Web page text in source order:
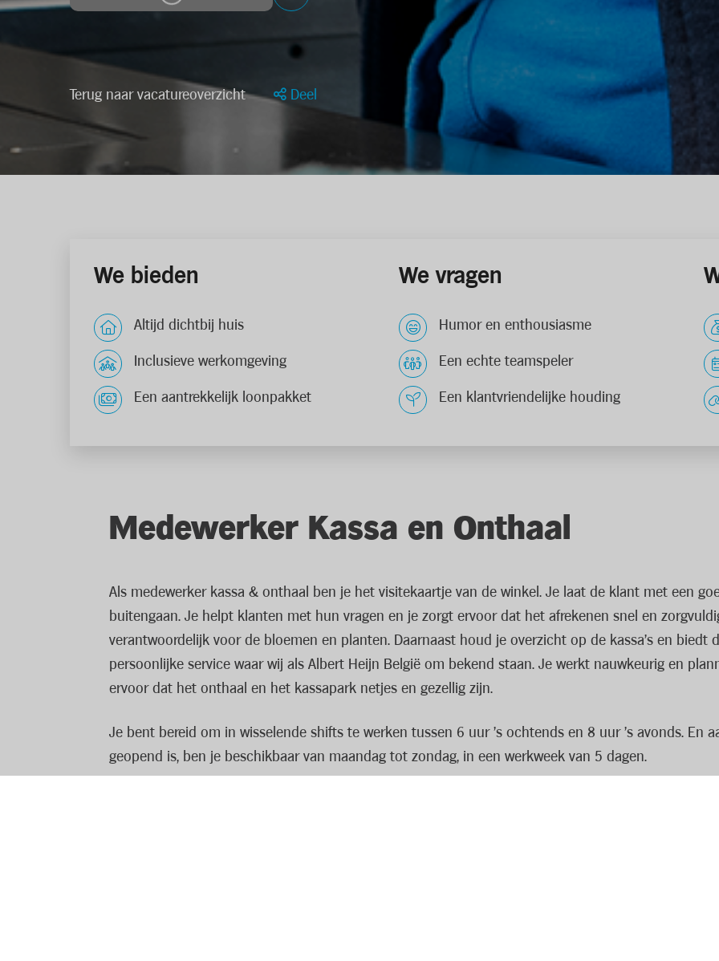
Terug naar vacatureoverzicht Deel
We bieden
Altijd dichtbij huis
Inclusieve werkomgeving
Een aantrekkelijk loonpakket
We vragen
Humor en enthousiasme
Een echte teamspeler
Een klantvriendelijke houding
Medewerker Kassa en Onthaal
Als medewerker kassa & onthaal ben je het visitekaartje van de winkel. Je laat de klant met een
buitengaan. Je helpt klanten met hun vragen en je zorgt ervoor dat het afrekenen snel en
verantwoordelijk voor de bloemen en planten. Daarnaast houd je overzicht op de kassa’s en biedt
persoonlijke service waar wij als Albert Heijn België om bekend staan. Je werkt nauwkeurig en
ervoor dat het onthaal en het kassapark netjes en gezellig zijn.
Je bent bereid om in wisselende shifts te werken tussen 6 uur ’s ochtends en 8 uur ’s avonds. En
geopend is, ben je beschikbaar van maandag tot zondag, in een werkweek van 5 dagen.